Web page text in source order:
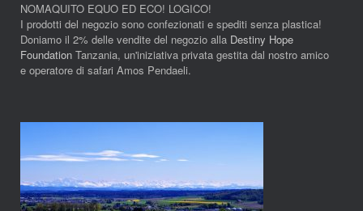
NOMAQUITO EQUO ED ECO! LOGICO!
I prodotti del negozio sono confezionati e spediti senza plastica!
Doniamo il 2% delle vendite del negozio alla Destiny Hope
Foundation Tanzania, un'iniziativa privata gestita dal nostro amico
e operatore di safari Amos Pendaeli.